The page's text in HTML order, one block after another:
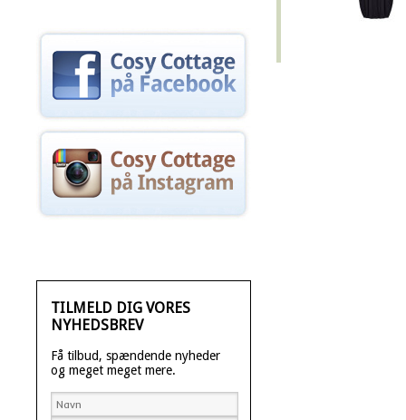
TILMELD DIG VORES
NYHEDSBREV
Få tilbud, spændende nyheder
og meget meget mere.